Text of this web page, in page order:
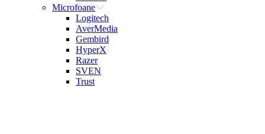
Microfoane
Logitech
AverMedia
Gembird
HyperX
Razer
SVEN
Trust